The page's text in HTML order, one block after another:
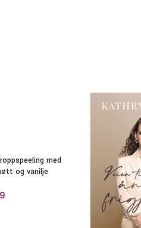
med
og vanilje